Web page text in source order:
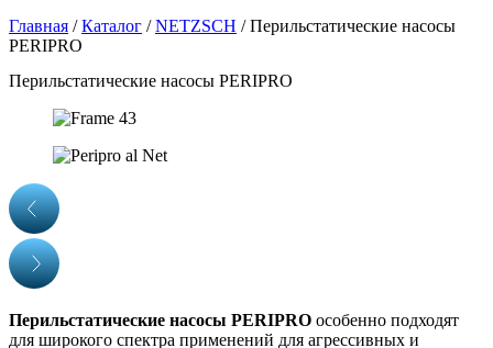
Главная /Каталог /NETZSCH / Перильстатические насосы
PERIPRO
Перильстатические насосы PERIPRO
Перильстатические насосы PERIPRO особенно подходят
для широкого спектра применений для агрессивных и